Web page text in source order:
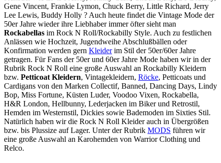
Gene Vincent, Frankie Lymon, Chuck Berry, Little Richard, Jerry
Lee Lewis, Buddy Holly ? Auch heute findet die Vintage Mode der
50er Jahre wieder ihre Liebhaber immer öfter sieht man
Rockabellas im Rock N Roll/Rockabilly Style. Auch zu festlichen
Anlässen wie Hochzeit, Jugendweihe Abschlußbällen oder
Konfirmation werden gern Kleiderim Stil der 50er/60er Jahre
getragen. Für Fans der 50er und 60er Jahre Mode haben wir in der
Rubrik Rock N Roll eine große Auswahl an Rockabilly Kleidern
bzw. Petticoat Kleidern, Vintagekleidern, Röcke, Petticoats und
Cardigans von den Marken Collectif, Banned, Dancing Days, Lindy
Bop, Miss Fortune, Küsten Luder, Voodoo Vixen, Rockabella,
H&R London, Hellbunny, Lederjacken im Biker und Retrostil,
Hemden im Westernstil, Dickies sowie Bademoden im Sixties Stil.
Natürlich haben wir die Rock N Roll Kleider auch in Übergrößen
bzw. bis Plussize auf Lager. Unter der Rubrik MODS führen wir
eine große Auswahl an Karohemden von Warrior Clothing und
Relco.